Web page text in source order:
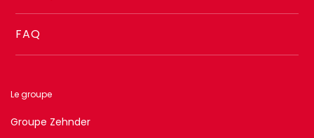
FAQ
Le groupe
Groupe Zehnder